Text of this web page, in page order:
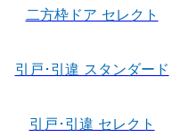
二方枠ドア セレクト
引戸･引違 スタンダード
引戸･引違 セレクト